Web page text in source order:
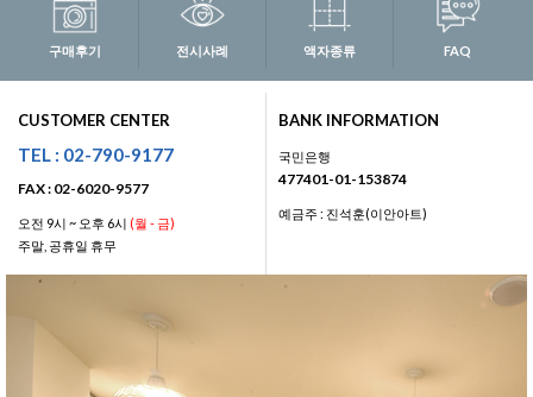
구매후기 전시사례 액자종류 FAQ
CUSTOMER CENTER
TEL : 02-790-9177
FAX : 02-6020-9577
오전 9시 ~ 오후 6시 (월 - 금)
주말, 공휴일 휴무
BANK INFORMATION
국민은행
477401-01-153874
예금주 : 진석훈(이안아트)